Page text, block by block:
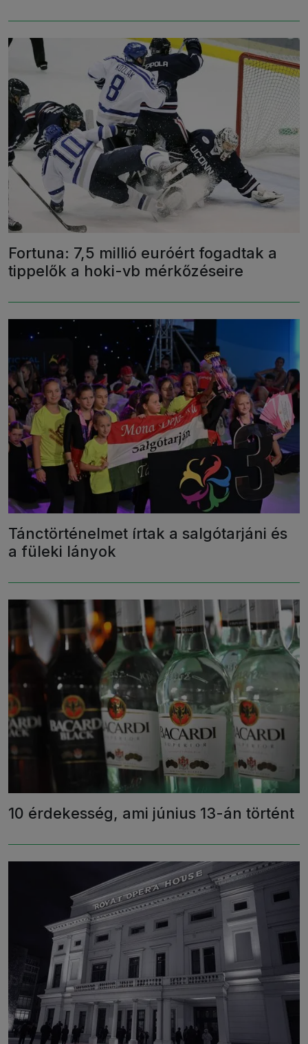
Fortuna: 7,5 millió euróért fogadtak a
tippelők a hoki-vb mérkőzéseire
Tánctörténelmet írtak a salgótarjáni és
a füleki lányok
10 érdekesség, ami június 13-án történt